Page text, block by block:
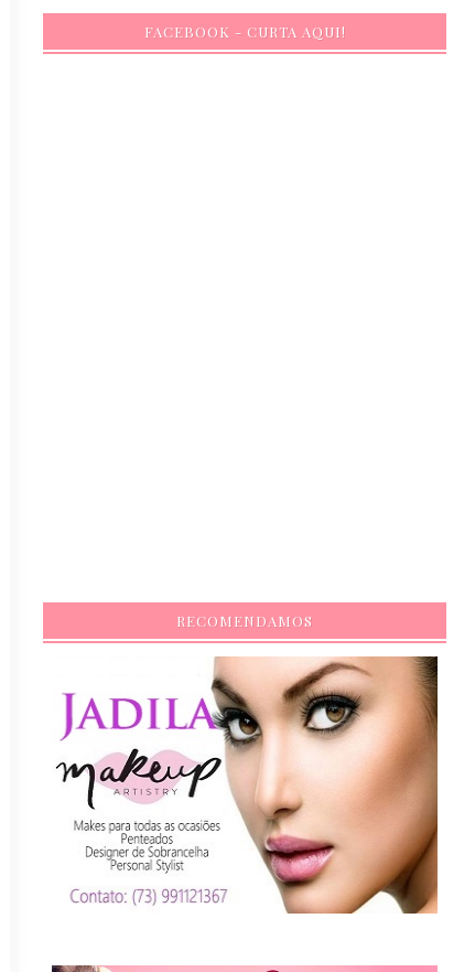
FACEBOOK - CURTA AQUI!
RECOMENDAMOS